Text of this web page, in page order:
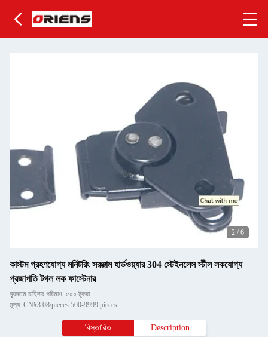
2 / 6
কাস্টম গ্রহণযোগ্য মনিটরিং সরঞ্জাম হার্ডওয়্যার 304 স্টেইনলেস স্টীল লকযোগ্য
প্রজাপতি টগল লক ফাস্টেনার
ন্যূনতম চাহিদার পরিমাণ: ৫০০ টুকরা
মূল্য: CN¥3.08/pieces 500-9999 pieces
বিস্তারিত Description